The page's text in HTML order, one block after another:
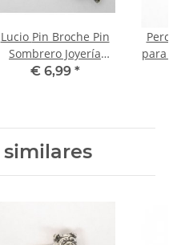
Lucio Pin Broche Pin
Sombrero Joyería
Botón Pizarra
€ 6,99 *
Perca
para